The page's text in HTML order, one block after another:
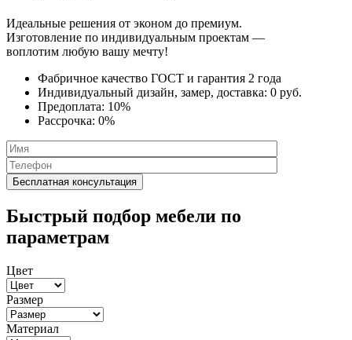
Идеальные решения от эконом до премиум.
Изготовление по индивидуальным проектам —
воплотим любую вашу мечту!
Фабричное качество ГОСТ и гарантия 2 года
Индивидуальный дизайн, замер, доставка: 0 руб.
Предоплата: 10%
Рассрочка: 0%
Быстрый подбор мебели по
параметрам
Цвет
Размер
Материал